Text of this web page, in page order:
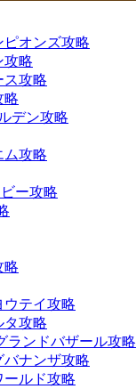
ピオンズ攻略
攻略
ス攻略
略
デン攻略
ム攻略
ー攻略
略
ウテイ攻略
タ攻略
ランドバザール攻略
バナンザ攻略
ールド攻略